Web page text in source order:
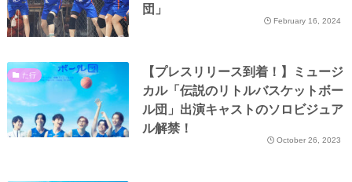
団」
February 16, 2024
た行
【プレスリリース到着！】ミュージ
カル「伝説のリトルバスケットボー
ル団」出演キャストのソロビジュア
ル解禁！
October 26, 2023